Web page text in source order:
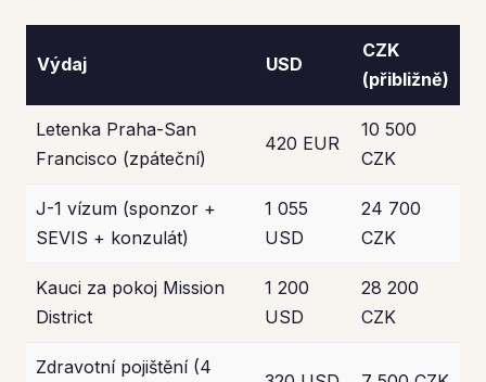
Výdaj USD
CZK
(přibližně)
Letenka Praha-San
Francisco (zpáteční)
420 EUR
10 500
CZK
J-1 vízum (sponzor +
SEVIS + konzulát)
1 055
USD
24 700
CZK
Kauci za pokoj Mission
District
1 200
USD
28 200
CZK
Zdravotní pojištění (4